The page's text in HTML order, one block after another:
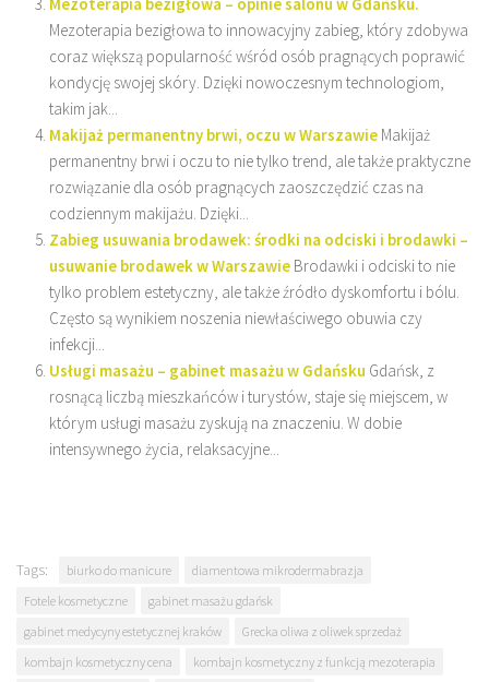
Mezoterapia bezigłowa to innowacyjny zabieg, który zdobywa
coraz większą popularność wśród osób pragnących poprawić
kondycję swojej skóry. Dzięki nowoczesnym technologiom,
takim jak...
Makijaż permanentny brwi, oczu w Warszawie Makijaż
permanentny brwi i oczu to nie tylko trend, ale także praktyczne
rozwiązanie dla osób pragnących zaoszczędzić czas na
codziennym makijażu. Dzięki...
Zabieg usuwania brodawek: środki na odciski i brodawki –
usuwanie brodawek w Warszawie Brodawki i odciski to nie
tylko problem estetyczny, ale także źródło dyskomfortu i bólu.
Często są wynikiem noszenia niewłaściwego obuwia czy
infekcji...
Usługi masażu – gabinet masażu w Gdańsku Gdańsk, z
rosnącą liczbą mieszkańców i turystów, staje się miejscem, w
którym usługi masażu zyskują na znaczeniu. W dobie
intensywnego życia, relaksacyjne...
Tags: biurko do manicure
diamentowa mikrodermabrazja
Fotele kosmetyczne
gabinet masażu gdańsk
gabinet medycyny estetycznej kraków
Grecka oliwa z oliwek sprzedaż
kombajn kosmetyczny cena
kombajn kosmetyczny z funkcją mezoterapia